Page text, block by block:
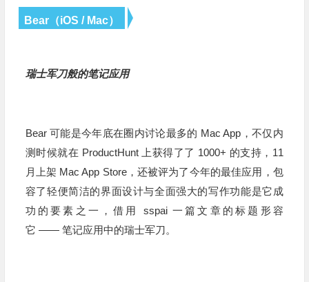
Bear（iOS / Mac）
瑞士军刀般的笔记应用
Bear 可能是今年底在圈内讨论最多的 MacApp ，不仅内
测时候就在 ProductHunt 上获得了了 1000+ 的支持，11
月上架 Mac App Store，还被评为了今年的最佳应用，包
容了轻便简洁的界面设计与全面强大的写作功能是它成
功的要素之一，借用 sspai 一篇文章的标题形容
它 —— 笔记应用中的瑞士军刀。